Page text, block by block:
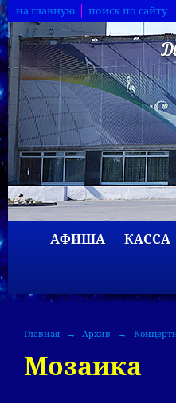
на главную поиск по сайту
АФИША КАССА
Главная → Архив →
Мозаика